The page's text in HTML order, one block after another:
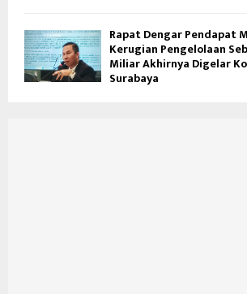
Rapat Dengar Pendapat
Kerugian Pengelolaan
Miliar Akhirnya Digelar
Surabaya